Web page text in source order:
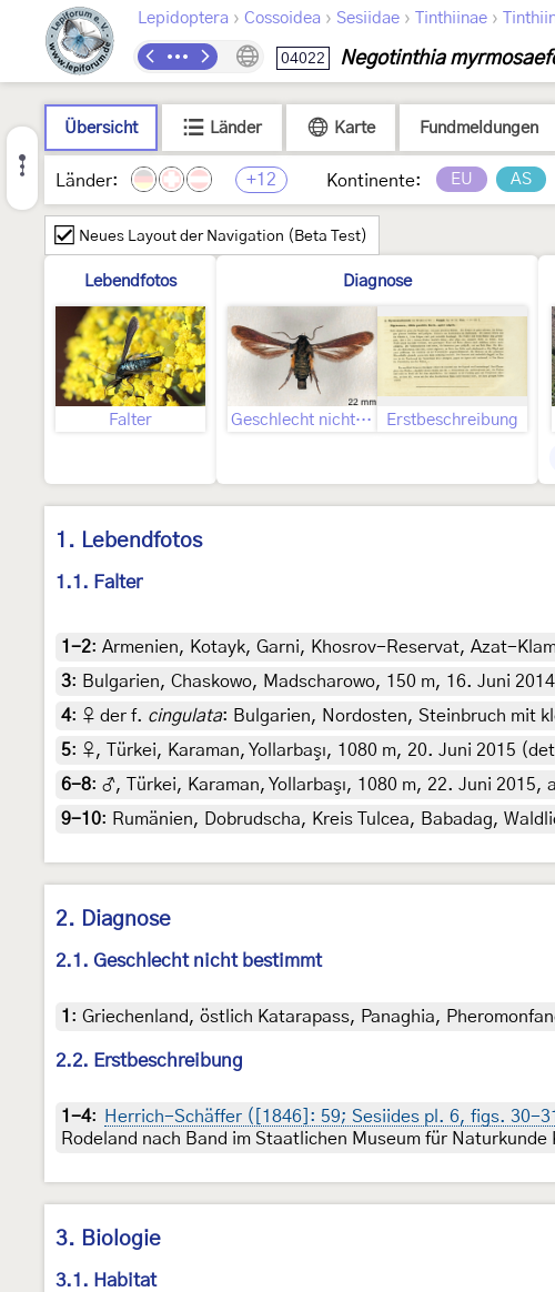
Lepidoptera › Cossoidea › Sesiidae › Tinthiinae ›
04022 Negotinthia
Übersicht Länder Karte Fundmeldungen
Länder: +12 Kontinente: EU AS
Neues Layout der Navigation (Beta Test)
Lebendfotos
Falter
Diagnose
Geschlecht nicht bestimmt Erstbeschreibung
1. Lebendfotos
1.1. Falter
1-2: Armenien, Kotayk, Garni, Khosrov-Reservat, Azat-
3: Bulgarien, Chaskowo, Madscharowo, 150 m, 16. Juni
4: ♀ der f. cingulata: Bulgarien, Nordosten, Steinbruch mit
5: ♀, Türkei, Karaman, Yollarbaşı, 1080 m, 20. Juni 2015
6-8: ♂, Türkei, Karaman, Yollarbaşı, 1080 m, 22. Juni
9-10: Rumänien, Dobrudscha, Kreis Tulcea, Babadag,
2. Diagnose
2.1. Geschlecht nicht bestimmt
1 : Griechenland, östlich Katarapass, Panaghia,
2.2. Erstbeschreibung
1-4: Herrich-Schäffer ([1846]: 59; Sesiides pl. 6, figs. 30-
Rodeland nach Band im Staatlichen Museum für Naturkunde
3. Biologie
3.1. Habitat